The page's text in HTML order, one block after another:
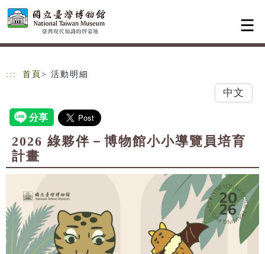
跳到主要內容
網站導覽
::: 首頁 > 活動明細
中文
2026 綠夥伴－博物館小小導覽員培育
計畫